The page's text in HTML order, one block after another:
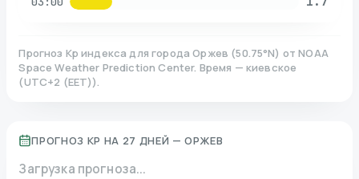
Прогноз Kp индекса для города Оржев (50.75°N) от NOAA
Space Weather Prediction Center. Время — киевское
(UTC+2 (EET)).
ПРОГНОЗ KP НА 27 ДНЕЙ — ОРЖЕВ
Загрузка прогноза...